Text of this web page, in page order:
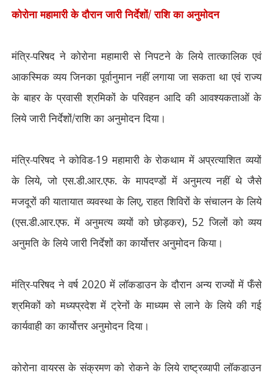
कोरोना महामारी के दौरान जारी निर्देशों/ राशि का अनुमोदन
मंत्रि-परिषद ने कोरोना महामारी से निपटने के लिये तात्कालिक एवं
आकस्मिक व्यय जिनका पूर्वानुमान नहीं लगाया जा सकता था एवं राज्य
के बाहर के प्रवासी श्रमिकों के परिवहन आदि की आवश्यकताओं के
लिये जारी निर्देशों/राशि का अनुमोदन दिया।
मंत्रि-परिषद ने कोविड-19 महामारी के रोकथाम में अप्रत्याशित व्ययों
के लिये,जो एस.डी.आर.एफ. के मापदण्डों में अनुमत्य नहीं थे जैसे
मजदूरों की यातायात व्यवस्था के लिए,राहत शिविरों के संचालन के लिये
(एस.डी.आर.एफ. में अनुमत्य व्ययों को छोड़कर), 52 जिलों को व्यय
अनुमति के लिये जारी निर्देशों का कार्योत्तर अनुमोदन किया।
मंत्रि-परिषद ने वर्ष 2020 में लॉकडाउन के दौरान अन्य राज्यों में फँसे
श्रमिकों को मध्यप्रदेश में ट्रेनों के माध्यम से लाने के लिये की गई
कार्यवाही का कार्योत्तर अनुमोदन दिया।
कोरोना वायरस के संक्रमण को रोकने के लिये राष्ट्रव्यापी लॉकडाउन